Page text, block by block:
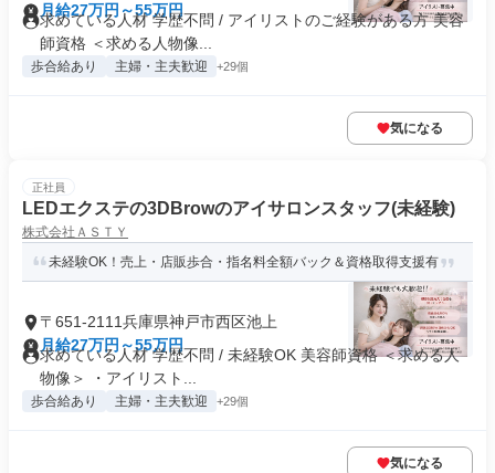
月給27万円～55万円
求めている人材 学歴不問 / アイリストのご経験がある方 美容
師資格 ＜求める人物像...
歩合給あり 主婦・主夫歓迎 +29個
気になる
正社員
LEDエクステの3DBrowのアイサロンスタッフ(未経験)
株式会社ＡＳＴＹ
未経験OK！売上・店販歩合・指名料全額バック＆資格取得支援有
〒651-2111兵庫県神戸市西区池上
月給27万円～55万円
求めている人材 学歴不問 / 未経験OK 美容師資格 ＜求める人
物像＞ ・アイリスト...
歩合給あり 主婦・主夫歓迎 +29個
気になる